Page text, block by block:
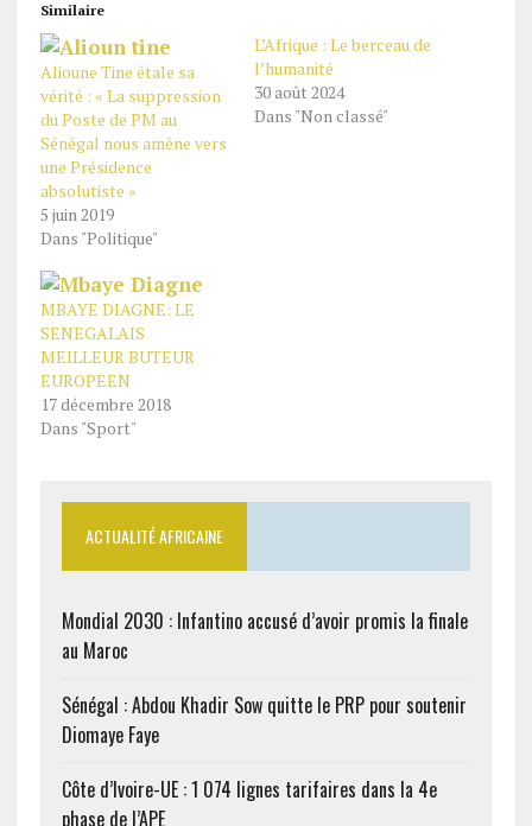
Similaire
Alioune Tine étale sa
vérité : « La suppression
du Poste de PM au
Sénégal nous amène vers
une Présidence
absolutiste »
5 juin 2019
Dans "Politique"
L’Afrique : Le berceau de
l’humanité
30 août 2024
Dans "Non classé"
MBAYE DIAGNE: LE
SENEGALAIS
MEILLEUR BUTEUR
EUROPEEN
17 décembre 2018
Dans "Sport"
ACTUALITÉ AFRICAINE
Mondial 2030 : Infantino accusé d’avoir promis la finale
au Maroc
Sénégal : Abdou Khadir Sow quitte le PRP pour soutenir
Diomaye Faye
Côte d’Ivoire-UE : 1 074 lignes tarifaires dans la 4e
phase de l’APE